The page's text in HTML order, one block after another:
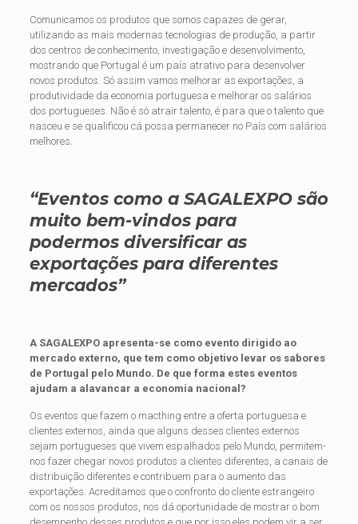
Comunicamos os produtos que somos capazes de gerar,
utilizando as mais modernas tecnologias de produção, a partir
dos centros de conhecimento, investigação e desenvolvimento,
mostrando que Portugal é um país atrativo para desenvolver
novos produtos. Só assim vamos melhorar as exportações, a
produtividade da economia portuguesa e melhorar os salários
dos portugueses. Não é só atrair talento, é para que o talento que
nasceu e se qualificou cá possa permanecer no País com salários
melhores.
“Eventos como a SAGALEXPO são
muito bem-vindos para
podermos diversificar as
exportações para diferentes
mercados”
A SAGALEXPO apresenta-se como evento dirigido ao
mercado externo, que tem como objetivo levar os sabores
de Portugal pelo Mundo. De que forma estes eventos
ajudam a alavancar a economia nacional?
Os eventos que fazem o macthing entre a oferta portuguesa e
clientes externos, ainda que alguns desses clientes externos
sejam portugueses que vivem espalhados pelo Mundo, permitem-
nos fazer chegar novos produtos a clientes diferentes, a canais de
distribuição diferentes e contribuem para o aumento das
exportações. Acreditamos que o confronto do cliente estrangeiro
com os nossos produtos, nos dá oportunidade de mostrar o bom